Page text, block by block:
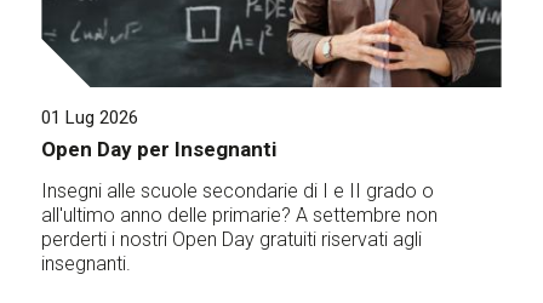
01 Lug 2026
Open Day per Insegnanti
Insegni alle scuole secondarie di I e II grado o
all'ultimo anno delle primarie? A settembre non
perderti i nostri Open Day gratuiti riservati agli
insegnanti.